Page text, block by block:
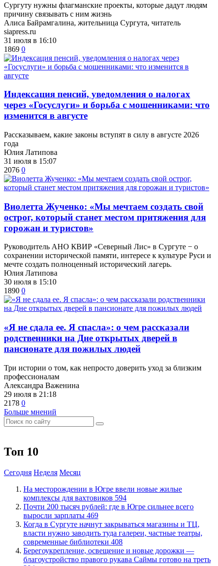
Сургуту нужны флагманские проекты, которые дадут людям
причину связывать с ним жизнь
Алиса Байрамгалина, жительница Сургута, читатель
siapress.ru
31 июля в 16:10
1869 0
​Индексация пенсий, уведомления о налогах
через «Госуслуги» и борьба с мошенниками: что
изменится в августе
Рассказываем, какие законы вступят в силу в августе 2026
года
Юлия Латипова
31 июля в 15:07
2076 0
Виолетта Жученко: «Мы мечтаем создать свой
острог, который станет местом притяжения для
горожан и туристов»
Руководитель АНО КВИР «Северный Лис» в Сургуте − о
сохранении исторической памяти, интересе к культуре Руси и
мечте создать полноценный исторический лагерь.
Юлия Латипова
30 июля в 15:10
1890 0
​«Я не сдала ее. Я спасла»: о чем рассказали
родственники на Дне открытых дверей в
пансионате для пожилых людей
Три истории о том, как непросто доверить уход за близким
профессионалам
Александра Важенина
29 июля в 21:18
2178 0
Больше мнений
Топ 10
Сегодня Неделя Месяц
​На месторождении в Югре ввели новые жилые
комплексы для вахтовиков 594
​Почти 200 тысяч рублей: где в Югре сильнее всего
выросли зарплаты 469
​Когда в Сургуте начнут закрываться магазины и ТЦ,
власти нужно заводить туда галереи, частные театры,
современные библиотеки 408
Берегоукрепление, освещение и новые дорожки —
благоустройство правого рукава Саймы готово на треть